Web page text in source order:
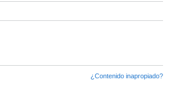
¿Contenido inapropiado?